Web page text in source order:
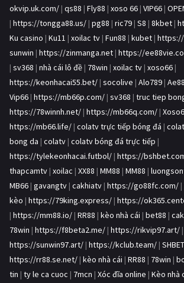
okvip.uk.com/ | qs88 | Fly88 | xoso 66 | VIP66 |
| https://tongga88.us/ | pg88 | ric79 | S8 | 8kbet |
Ku casino | Ku11 | xoilac tv | Fun88 | kubet |
sunwin | https://zinmanga.net | https://
| sv368 | nhà cái lô đề | 78win | xoilac tv | xoso66 |
https://keonhacai55.bet/ | socolive | Alo789 |
Vip66 | https://mb66p.com/ | sv368 | truc tiep
https://78winnh.net/ | https://mb66q.com/ |
https://mb66.life/ | colatv trực tiếp bóng đá |
bong da | colatv | colatv bóng đá trực tiếp |
https://tylekeonhacai.futbol/ | https://
thapcamtv | xoilac | XX88 | MM88 | MM88 |
MB66 | gavangtv | cakhiatv | https://go88fc.com/ |
kèo | https://79king.express/ | https://
| https://mm88.io/ | RR88 | kèo nhà cái | bet88 |
78win | https://f8beta2.me/ | https://rikvip97.art/ |
https://sunwin97.art/ | https://kclub.team/ | SHBET
https://rr88.se.net/ | kèo nhà cái | RR88 | 78win |
tin | ty le ca cuoc | 7mcn | Xóc đĩa online | Kèo nhà